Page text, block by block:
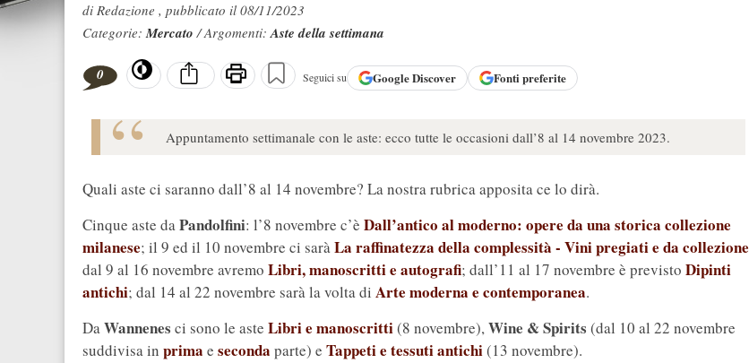
di Redazione , pubblicato il 08/11/2023
Categorie:Mercato/ Argomenti:Aste della settimana
0 Seguici su GoogleDiscover Fonti preferite
Appuntamento settimanale con le aste: ecco tutte le occasioni dall’8 al 14 novembre 2023.
Quali aste ci saranno dall’8 al 14 novembre? La nostra rubrica apposita ce lo dirà.
Cinque aste daPandolfini: l’8 novembre c’è Dall’antico al moderno: opere da una storica collezione
milanese; il 9 ed il 10 novembre ci saràLa raffinatezza della complessità - Vini pregiati e da collezione
dal 9 al 16 novembre avremo Libri, manoscritti e autografi; dall’11 al 17 novembre è previsto Dipinti
antichi; dal 14 al 22 novembre sarà la volta di Arte moderna e contemporanea.
DaWannenes ci sono le aste Libri e manoscritti(8 novembre),Wine & Spirits (dal 10 al 22 novembre
suddivisa in prima e seconda parte) e Tappeti e tessuti antichi(13 novembre).